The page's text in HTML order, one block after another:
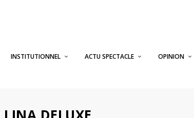
INSTITUTIONNEL ACTU SPECTACLE OPINION